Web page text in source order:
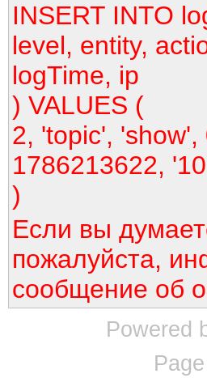
INSERT INTO
level, entity,
logTime, ip
) VALUES (
2, 'topic',
1786213622,
)
Если вы
пожалуйста,
сообщение об
Powered